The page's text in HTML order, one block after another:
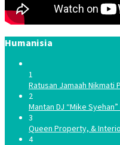
Humanisia
1
Ratusan Jamaah
2
Mantan DJ “Mike
3
Queen Property, &
4